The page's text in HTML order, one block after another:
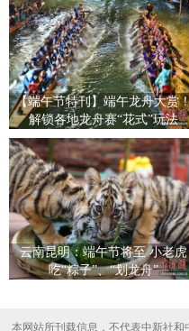
【端午节特刊】端午龙舟大赏
解锁各地龙舟赛“花式”玩法
云南昆明：端午节将至 小老虎
吃“粽子”、“划龙舟”
本网站所刊载信息，不代表中新社